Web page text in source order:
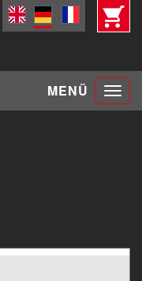
MENÜ Toggle